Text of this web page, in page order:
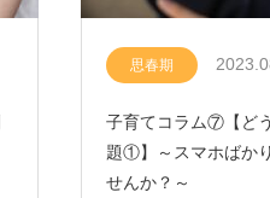
思春期
子育てコラム⑦【ど
題①】～スマホばか
せんか？～